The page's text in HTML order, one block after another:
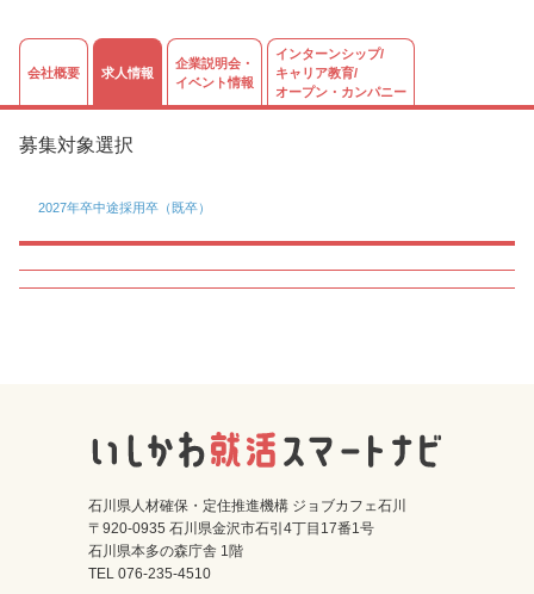
会社概要 求人情報
企業説明会・
イベント情報
インターンシップ/
キャリア教育/
オープン・カンパニー
募集対象選択
2027年卒中途採用卒（既卒）
石川県人材確保・定住推進機構 ジョブカフェ石川
〒920-0935 石川県金沢市石引4丁目17番1号
石川県本多の森庁舎 1階
TEL 076-235-4510